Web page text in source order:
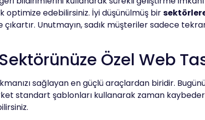
edebilirsiniz. İyi düşünülmüş bir
Unutmayın, sadık müşteriler sadece
Özel Web
sağlayan en güçlü araçlardan biridir.
standart şablonları kullanarak zaman